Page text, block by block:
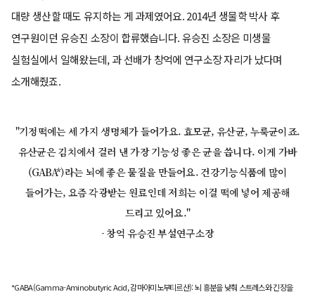
대량 생산할 때도 유지하는 게 과제였어요. 2014년 생물학 박사 후
연구원이던 유승진 소장이 합류했습니다. 유승진 소장은 미생물
실험실에서 일해왔는데, 과 선배가 창억에 연구소장 자리가 났다며
소개해줬죠.
"기정떡에는 세 가지 생명체가 들어가요. 효모균, 유산균, 누룩균이죠.
유산균은 김치에서 걸러 낸 가장 기능성 좋은 균을 씁니다. 이게 가바
(GABA*)라는 뇌에 좋은 물질을 만들어요. 건강기능식품에 많이
들어가는, 요즘 각광받는 원료인데 저희는 이걸 떡에 넣어 제공해
드리고 있어요."
- 창억 유승진 부설연구소장
*GABA(Gamma-Aminobutyric Acid, 감마아미노부티르산): 뇌 흥분을 낮춰 스트레스와 긴장을